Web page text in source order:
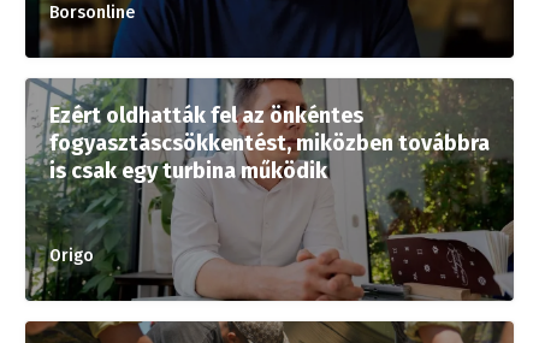
Borsonline
Ezért oldhatták fel az önkéntes
fogyasztáscsökkentést, miközben továbbra
is csak egy turbina működik
Origo